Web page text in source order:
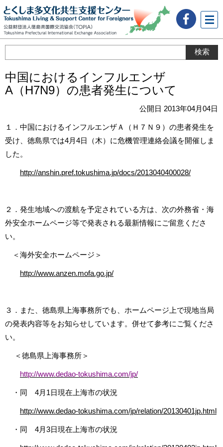
ュー
中国におけるインフルエンザ
A（H7N9）の患者発生について
公開日 2013年04月04日
１．中国におけるインフルエンザＡ（Ｈ７Ｎ９）の患者発生を
受け、徳島県では4月4日（木）に危機管理連絡会議を開催しま
した。
http://anshin.pref.tokushima.jp/docs/2013040400028/
２．発生地域への渡航を予定されている方は、次の外務省・海
外安全ホームページ等で発表される最新情報にご留意くださ
い。
＜海外安全ホームページ＞
http://www.anzen.mofa.go.jp/
３．また、徳島県上海事務所でも、ホームページ上で現地当局
の発表内容等をお知らせしています。併せて参考にご覧くださ
い。
＜徳島県上海事務所＞
http://www.dedao-tokushima.com/jp/
・同 4月1日現在上海市の状況
http://www.dedao-tokushima.com/jp/relation/20130401jp.html
・同 4月3日現在上海市の状況